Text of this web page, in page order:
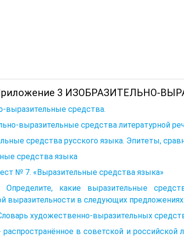
3 ИЗОБРАЗИТЕЛЬНО-
выразительные средства.
выразительные средства литературной
средства русского языка. Эпитеты,
средства языка
№ 7. «Выразительные средства языка»
Определите, какие выразительные
выразительности в следующих
художественно-выразительных
распространённое в советской и